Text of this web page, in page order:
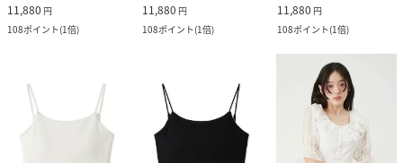
11,880 円
108ポイント(1倍)
11,880 円
108ポイント(1倍)
11,880 円
108ポイント(1倍)